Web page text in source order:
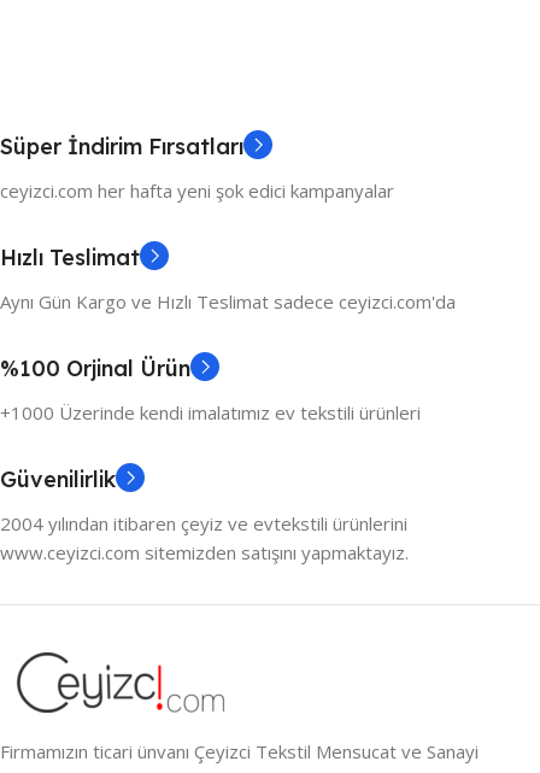
Süper İndirim Fırsatları
ceyizci.com her hafta yeni şok edici kampanyalar
Hızlı Teslimat
Aynı Gün Kargo ve Hızlı Teslimat sadece ceyizci.com'da
%100 Orjinal Ürün
+1000 Üzerinde kendi imalatımız ev tekstili ürünleri
Güvenilirlik
2004 yılından itibaren çeyiz ve evtekstili ürünlerini
www.ceyizci.com sitemizden satışını yapmaktayız.
Firmamızın ticari ünvanı Çeyizci Tekstil Mensucat ve Sanayi